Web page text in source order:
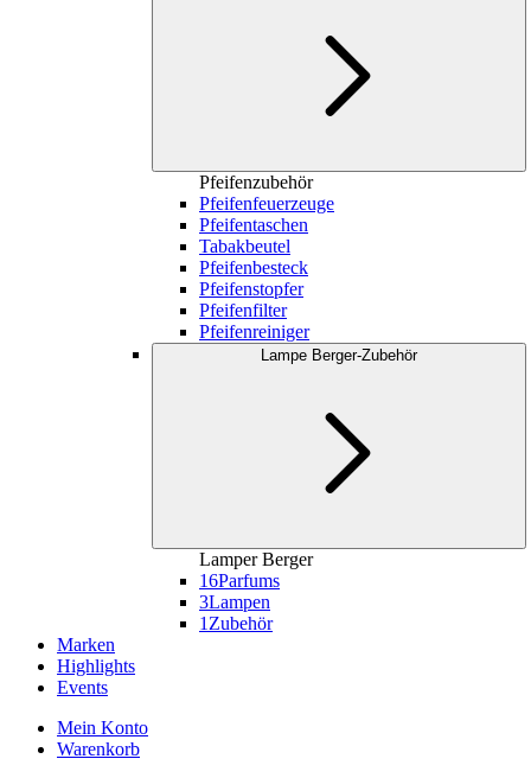
Pfeifenzubehör
Pfeifenfeuerzeuge
Pfeifentaschen
Tabakbeutel
Pfeifenbesteck
Pfeifenstopfer
Pfeifenfilter
Pfeifenreiniger
Lampe Berger-Zubehör
Lamper Berger
16Parfums
3Lampen
1 Zubehör
Marken
Highlights
Events
Mein Konto
Warenkorb